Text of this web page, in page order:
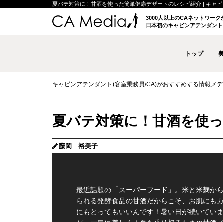
夏バテ対策に！甘酒を使った簡単健康デザートのレシピ紹介 | キャ
3000人以上のCAネットワーク
日本初のキャビンアテンダン
トップ
キャビンアテンダント(客室乗務員/CA)がおすすめする情報メ
夏バテ対策に！甘酒を使
藤岡 裕美子
最近話題の「スーパーフード」。米と米麹か
られる発酵食品の甘酒だからこそ、お肌にも
にもとってもいいんです！暑い日が続いてい